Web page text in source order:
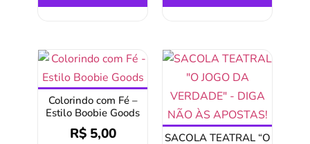
Colorindo com Fé –
Estilo Boobie Goods
R$5,00
SACOLA TEATRAL “O